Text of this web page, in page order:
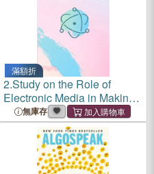
滿額折
2.Study on the Role of
Electronic Media in Making
Awareness Among Self
Help Group Women
無庫存